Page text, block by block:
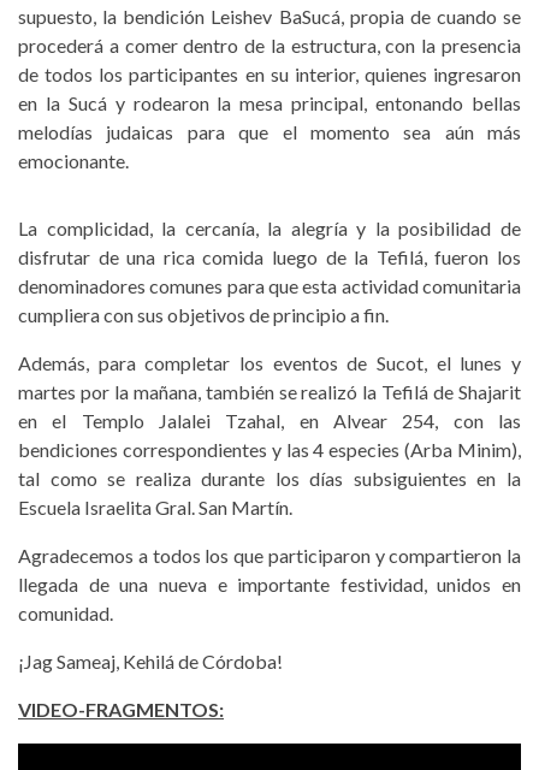
supuesto, la bendición Leishev BaSucá, propia de cuando se
procederá a comer dentro de la estructura, con la presencia
de todos los participantes en su interior, quienes ingresaron
en la Sucá y rodearon la mesa principal, entonando bellas
melodías judaicas para que el momento sea aún más
emocionante.
La complicidad, la cercanía, la alegría y la posibilidad de
disfrutar de una rica comida luego de la Tefilá, fueron los
denominadores comunes para que esta actividad comunitaria
cumpliera con sus objetivos de principio a fin.
Además, para completar los eventos de Sucot, el lunes y
martes por la mañana, también se realizó la Tefilá de Shajarit
en el Templo Jalalei Tzahal, en Alvear 254, con las
bendiciones correspondientes y las 4 especies (Arba Minim),
tal como se realiza durante los días subsiguientes en la
Escuela Israelita Gral. San Martín.
Agradecemos a todos los que participaron y compartieron la
llegada de una nueva e importante festividad, unidos en
comunidad.
¡Jag Sameaj, Kehilá de Córdoba!
VIDEO-FRAGMENTOS: